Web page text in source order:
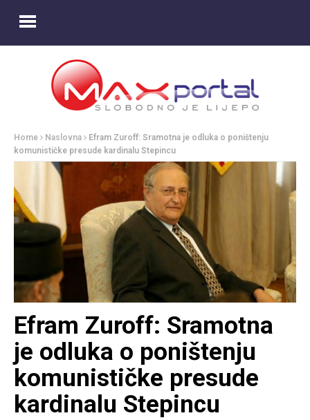
Home Naslovna
Efram Zuroff: Sramotna je odluka o poništenju
komunističke presude kardinalu Stepincu
Efram Zuroff: Sramotna
je odluka o poništenju
komunističke presude
kardinalu Stepincu